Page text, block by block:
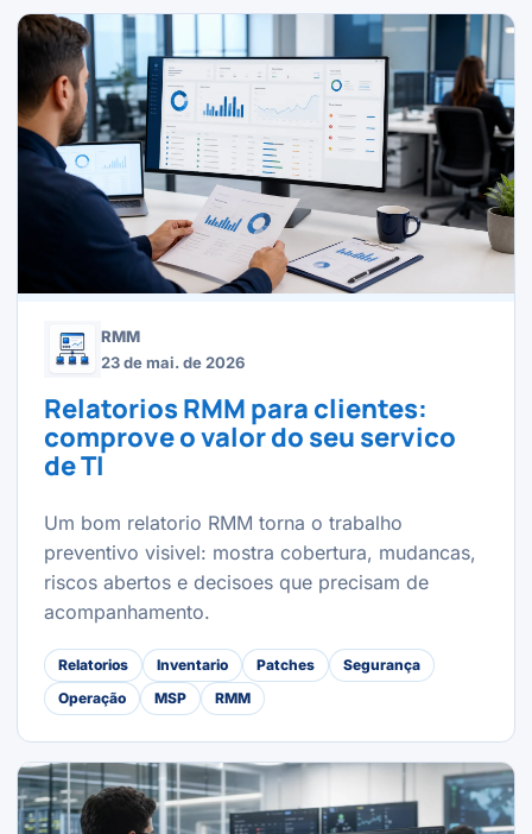
RMM
23 de mai. de 2026
Relatorios RMM para clientes:
comprove o valor do seu servico
de TI
Um bom relatorio RMM torna o trabalho
preventivo visivel: mostra cobertura, mudancas,
riscos abertos e decisoes que precisam de
acompanhamento.
Relatorios Inventario Patches
Segurança
Operação
MSP RMM